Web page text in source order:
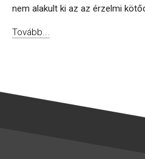
nem alakult ki az az érzelmi
Tovább...